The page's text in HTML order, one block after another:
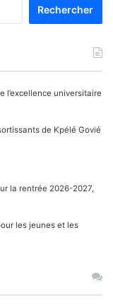
l’excellence universitaire
de Kpélé Govié
la rentrée 2026-2027,
les jeunes et les